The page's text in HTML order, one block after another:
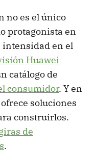
no es el único
protagonista en
intensidad en el
Huawei
catálogo de
consumidor. Y en
soluciones
construirlos.
de
.